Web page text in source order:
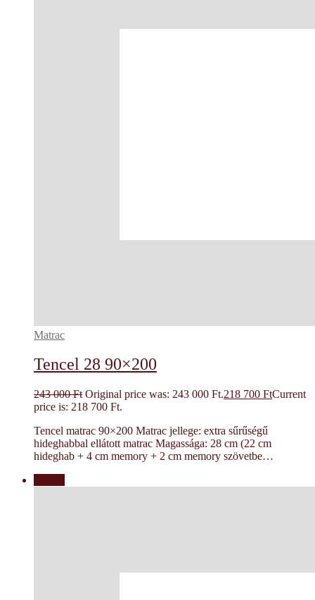
Matrac
Tencel 28 90×200
243 000Ft Original price was: 243 000 Ft.218 700 FtCurrent
price is: 218 700 Ft.
Tencel matrac 90×200 Matrac jellege: extra sűrűségű
hideghabbal ellátott matrac Magassága: 28 cm (22 cm
hideghab + 4 cm memory + 2 cm memory szövetbe…